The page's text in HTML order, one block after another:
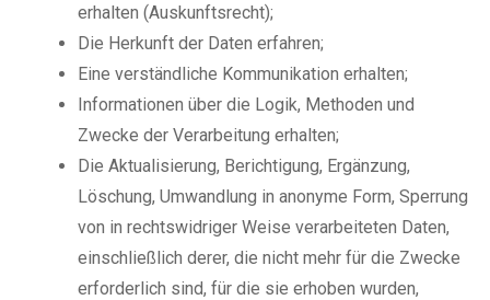
erhalten (Auskunftsrecht);
Die Herkunft der Daten erfahren;
Eine verständliche Kommunikation erhalten;
Informationen über die Logik, Methoden und
Zwecke der Verarbeitung erhalten;
Die Aktualisierung, Berichtigung, Ergänzung,
Löschung, Umwandlung in anonyme Form, Sperrung
von in rechtswidriger Weise verarbeiteten Daten,
einschließlich derer, die nicht mehr für die Zwecke
erforderlich sind, für die sie erhoben wurden,